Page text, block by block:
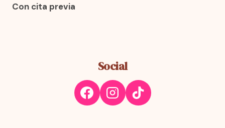
Con cita previa
Social